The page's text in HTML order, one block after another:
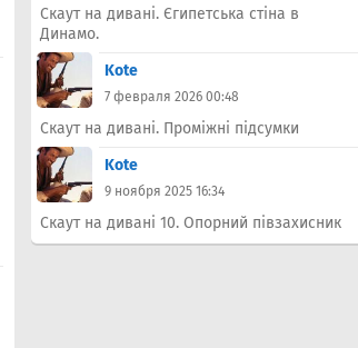
Скаут на дивані. Єгипетська стіна в
Динамо.
Kote
7 февраля 2026 00:48
Скаут на дивані. Проміжні підсумки
Kote
9 ноября 2025 16:34
Скаут на дивані 10. Опорний півзахисник